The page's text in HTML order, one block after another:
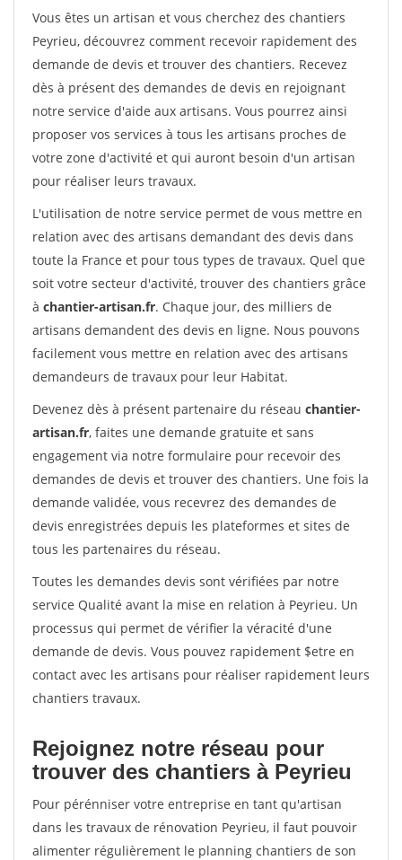
Vous êtes un artisan et vous cherchez des chantiers
Peyrieu, découvrez comment recevoir rapidement des
demande de devis et trouver des chantiers. Recevez
dès à présent des demandes de devis en rejoignant
notre service d'aide aux artisans. Vous pourrez ainsi
proposer vos services à tous les artisans proches de
votre zone d'activité et qui auront besoin d'un artisan
pour réaliser leurs travaux.
L'utilisation de notre service permet de vous mettre en
relation avec des artisans demandant des devis dans
toute la France et pour tous types de travaux. Quel que
soit votre secteur d'activité, trouver des chantiers grâce
à chantier-artisan.fr. Chaque jour, des milliers de
artisans demandent des devis en ligne. Nous pouvons
facilement vous mettre en relation avec des artisans
demandeurs de travaux pour leur Habitat.
Devenez dès à présent partenaire du réseau chantier-
artisan.fr, faites une demande gratuite et sans
engagement via notre formulaire pour recevoir des
demandes de devis et trouver des chantiers. Une fois la
demande validée, vous recevrez des demandes de
devis enregistrées depuis les plateformes et sites de
tous les partenaires du réseau.
Toutes les demandes devis sont vérifiées par notre
service Qualité avant la mise en relation à Peyrieu. Un
processus qui permet de vérifier la véracité d'une
demande de devis. Vous pouvez rapidement $etre en
contact avec les artisans pour réaliser rapidement leurs
chantiers travaux.
Rejoignez notre réseau pour
trouver des chantiers à Peyrieu
Pour pérénniser votre entreprise en tant qu'artisan
dans les travaux de rénovation Peyrieu, il faut pouvoir
alimenter régulièrement le planning chantiers de son